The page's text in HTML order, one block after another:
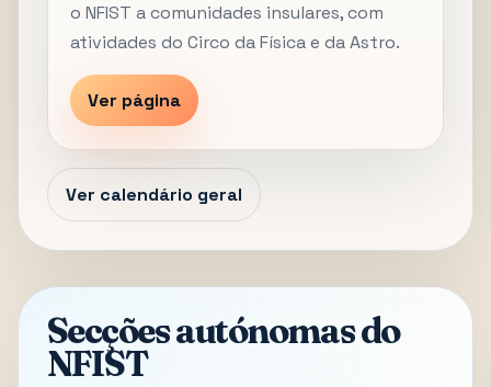
o NFIST a comunidades insulares, com
atividades do Circo da Física e da Astro.
Ver página
Ver calendário geral
Secções autónomas do
NFIST